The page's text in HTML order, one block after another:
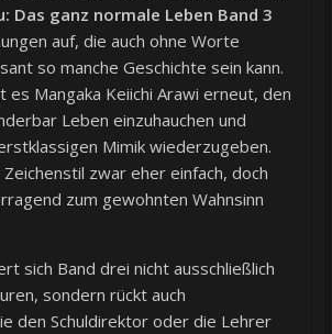
Das ganz normale Leben Band 3
auf, die auch ohne Worte
so manche Geschichte sein kann.
es Mangaka Keiichi Arawi erneut, den
Leben einzuhauchen und
Mimik wiederzugeben.
zwar eher einfach, doch
zum gewohnten Wahnsinn
sich Band drei nicht ausschließlich
sondern rückt auch
den Schuldirektor oder die Lehrer